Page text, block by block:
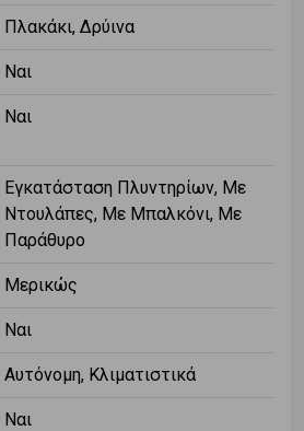
Πλακάκι, Δρύινα
Ναι
Ναι
Εγκατάσταση Πλυντηρίων, Με
Ντουλάπες, Με Μπαλκόνι, Με
Παράθυρο
Μερικώς
Ναι
Αυτόνομη, Κλιματιστικά
Ναι